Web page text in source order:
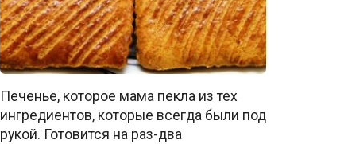
Печенье, которое мама пекла из тех
ингредиентов, которые всегда были под
рукой. Готовится на раз-два